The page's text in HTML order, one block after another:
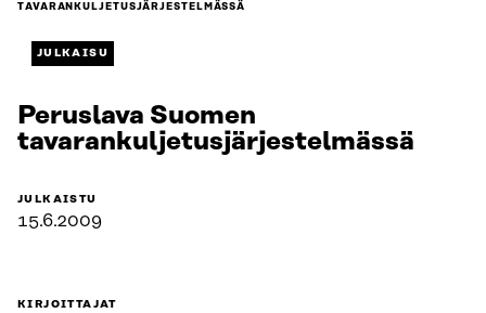
TAVARANKULJETUSJÄRJESTELMÄSSÄ
JULKAISU
Peruslava Suomen
tavarankuljetusjärjestelmässä
JULKAISTU
15.6.2009
KIRJOITTAJAT